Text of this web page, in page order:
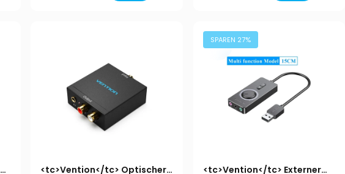
<tc>Vention</tc> Optischer
SPAREN 27%
<tc>Vention</tc> Externer